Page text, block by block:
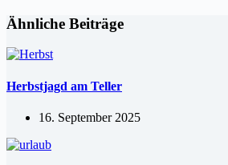
Ähnliche Beiträge
Herbstjagd am Teller
16. September 2025